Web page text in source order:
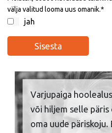
välja valitud looma uus omanik.
jah
Varjupaiga
või hiljem selle päris
oma uude päriskoju.